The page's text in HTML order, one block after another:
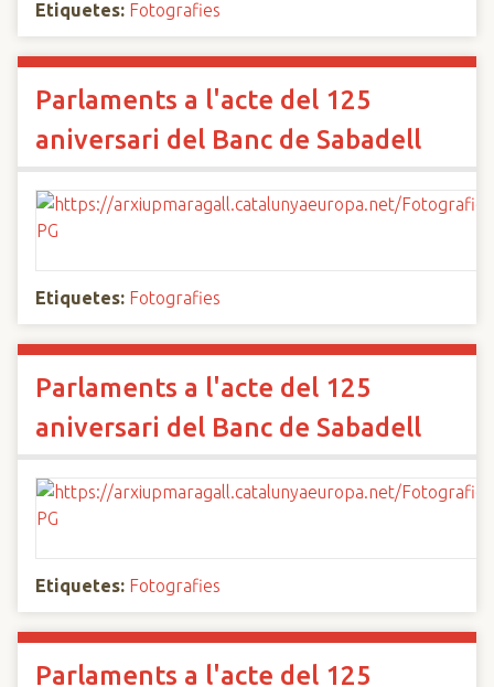
Etiquetes: Fotografies
Parlaments a l'acte del 125
aniversari del Banc de Sabadell
Etiquetes: Fotografies
Parlaments a l'acte del 125
aniversari del Banc de Sabadell
Etiquetes: Fotografies
Parlaments a l'acte del 125